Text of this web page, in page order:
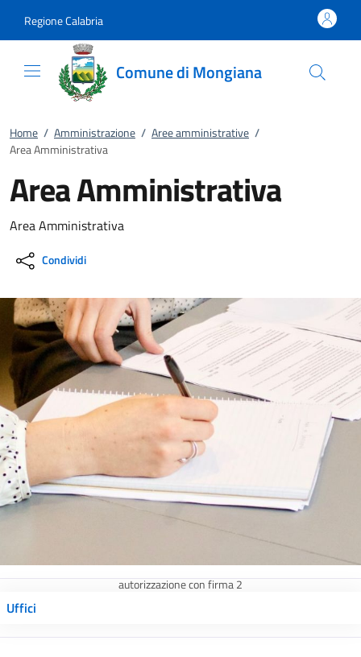
Regione Calabria
Comune di Mongiana
Home / Amministrazione / Aree amministrative /
Area Amministrativa
Area Amministrativa
Area Amministrativa
Condividi
autorizzazione con firma 2
Uffici